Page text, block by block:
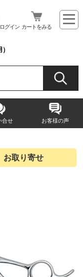
グイン カートをみる
合せ お客様の声
お取り寄せ